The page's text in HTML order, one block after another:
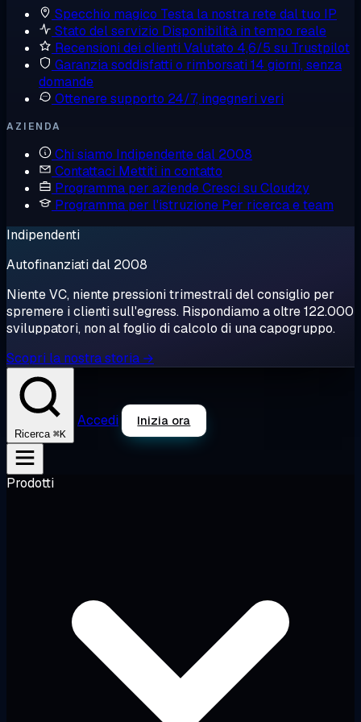
Specchio magico Testa la nostra rete dal tuo IP
Stato del servizio Disponibilità in tempo reale
Recensioni dei clienti Valutato 4,6/5 su Trustpilot
Garanzia soddisfatti o rimborsati 14 giorni, senza
domande
Ottenere supporto 24/7, ingegneri veri
AZIENDA
Chi siamo Indipendente dal 2008
Contattaci Mettiti in contatto
Programma per aziendeCresci su Cloudzy
Programma per l'istruzione Per ricerca e team
Indipendenti
Autofinanziati dal 2008
Niente VC, niente pressioni trimestrali del consiglio per
spremere i clienti sull'egress. Rispondiamo a oltre 122.000
sviluppatori, non al foglio di calcolo di una capogruppo.
Scopri la nostra storia →
Ricerca ⌘K
Accedi Inizia ora
Prodotti